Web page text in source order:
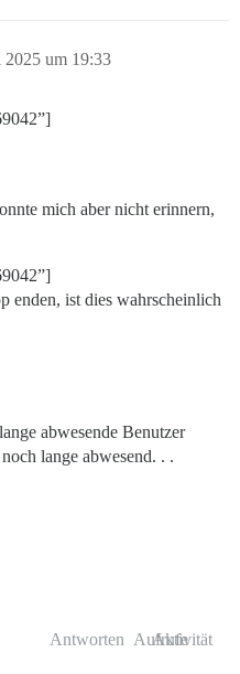
2025 um 19:33
mich aber nicht erinnern,
enden, ist dies wahrscheinlich
abwesende Benutzer
lange abwesend. . .
Antworten Aufrufe
Aktivität